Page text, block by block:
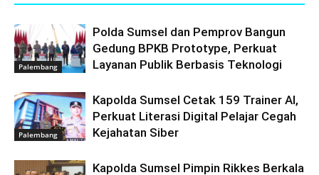
Palembang
Polda Sumsel dan Pemprov Bangun
Gedung BPKB Prototype, Perkuat
Layanan Publik Berbasis Teknologi
Palembang
Kapolda Sumsel Cetak 159 Trainer AI,
Perkuat Literasi Digital Pelajar Cegah
Kejahatan Siber
Kapolda Sumsel Pimpin Rikkes Berkala